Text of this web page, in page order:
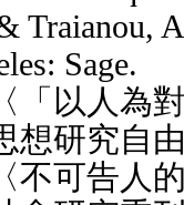
Traianou,
Sage.
「以人為
想研究自
不可告人